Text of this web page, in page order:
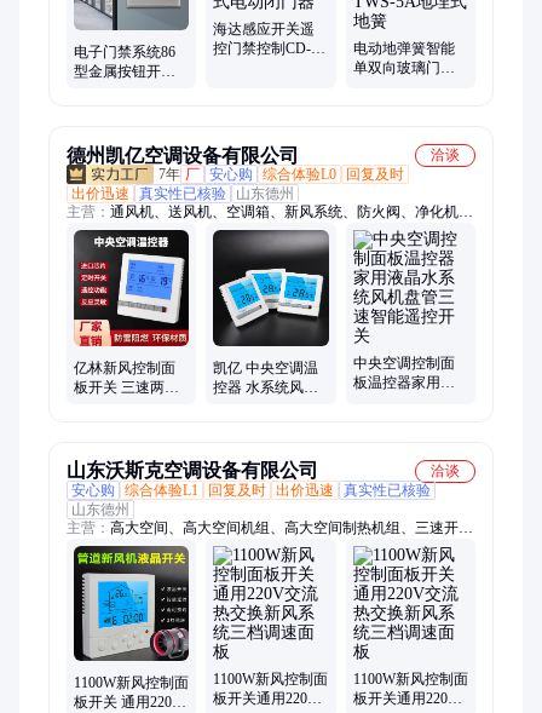
电子门禁系统86
型金属按钮开关
海达感应开关遥
控门禁控制CD-71
电动地弹簧智能
单双向玻璃门配
德州凯亿空调设备有限公司
洽谈
7年 厂 安心购 综合体验L0
回复及时
出价迅速
真实性已核验
山东德州
主营： 通风机、送风机、空调箱、新风系统、防火阀、净化机
组、空调机组、消防风机、排烟风机、轴流风机、新风机组、离
心风机、防爆风机、混流风机、正压风机、排烟防火阀、电动防
火阀、新风换气机、高大空间机组、正压送风口、防爆轴流风
机、铝制屋顶风机、热水暖风机
亿林新风控制面
板开关 三速两速
凯亿 中央空调温
控器 水系统风机
中央空调控制面
板温控器家用液
山东沃斯克空调设备有限公司
洽谈
安心购
综合体验L1 回复及时 出价迅速
真实性已核验
山东德州
主营： 高大空间、高大空间机组、高大空间制热机组、三速开关
面板、高大空间循环空气制热机组、工业暖风机、蒸汽暖风机、
空调机组、吊顶式空调机组、组合式空调机组、热回收新风机
组、新风换气机、中央空调温控器、风机盘管温控器、轴流风
机、边墙风机、管道风机、壁式轴流风机、风机盘管、卡式风机
盘管、风幕机、排烟风机、消防风机屋顶风机、玻璃钢风机、空
气幕
1100W新风控制面
板开关 通用220V
1100W新风控制面
板开关通用220V
1100W新风控制面
板开关通用220V